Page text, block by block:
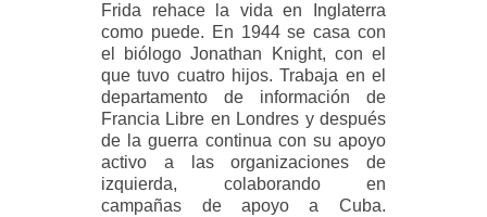
Frida rehace la vida en Inglaterra
como puede. En 1944 se casa con
el biólogo Jonathan Knight, con el
que tuvo cuatro hijos. Trabaja en el
departamento de información de
Francia Libre en Londres y después
de la guerra continua con su apoyo
activo a las organizaciones de
izquierda, colaborando en
campañas de apoyo a Cuba.